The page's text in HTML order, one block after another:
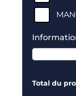
Total du